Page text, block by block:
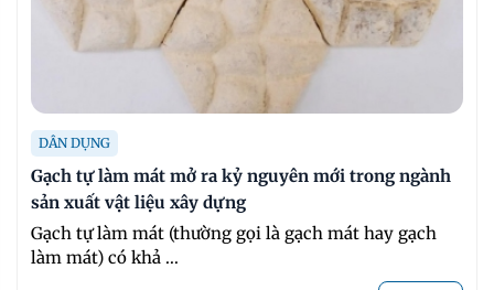
DÂN DỤNG
Gạch tự làm mát mở ra kỷ nguyên mới trong ngành
sản xuất vật liệu xây dựng
Gạch tự làm mát (thường gọi là gạch mát hay gạch
làm mát) có khả ...